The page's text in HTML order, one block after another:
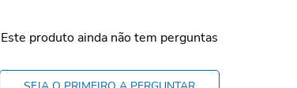
Este produto ainda não tem perguntas